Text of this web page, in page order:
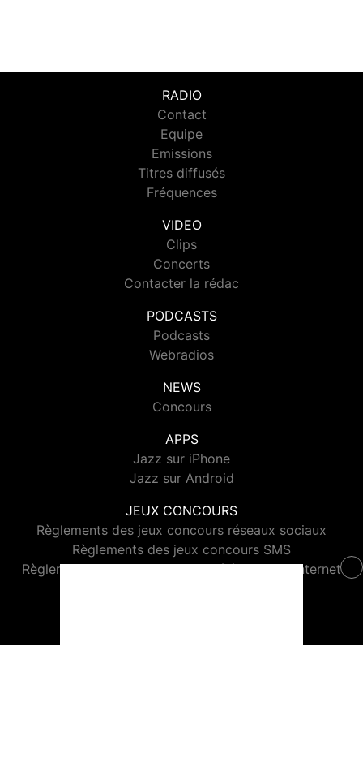
RADIO
Contact
Equipe
Emissions
Titres diffusés
Fréquences
VIDEO
Clips
Concerts
Contacter la rédac
PODCASTS
Podcasts
Webradios
NEWS
Concours
APPS
Jazz sur iPhone
Jazz sur Android
JEUX CONCOURS
Règlements des jeux concours réseaux sociaux
Règlements des jeux concours SMS
Règlements des jeux concours téléphone et internet